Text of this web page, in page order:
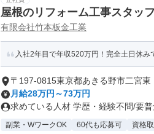
屋根のリフォーム工事スタッフ
有限会社竹本板金工業
入社2年目で年収520万円！完全土日休
〒197-0815東京都あきる野市二宮東
月給28万円～73万円
求めている人材 学歴・経験不問/要
副業・WワークOK 60代も応募可 資格